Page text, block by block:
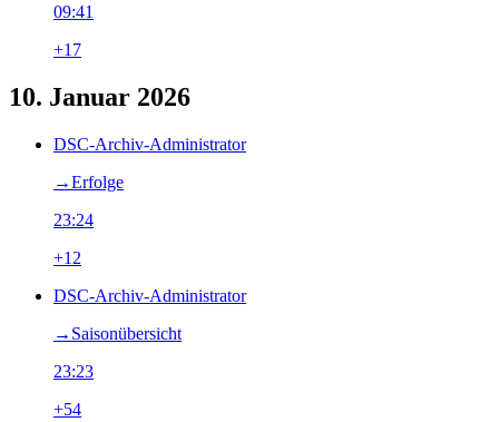
09:41
+17
10. Januar 2026
DSC-Archiv-Administrator
→‎Erfolge
23:24
+12
DSC-Archiv-Administrator
→‎Saisonübersicht
23:23
+54